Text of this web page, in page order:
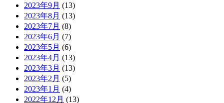
2023年9月 (13)
2023年8月 (13)
2023年7月 (8)
2023年6月 (7)
2023年5月 (6)
2023年4月 (13)
2023年3月 (13)
2023年2月 (5)
2023年1月 (4)
2022年12月 (13)